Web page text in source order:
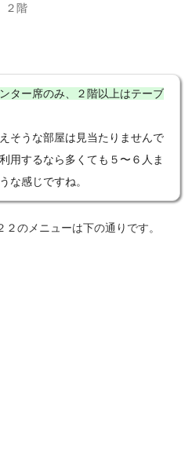
２階
ター席のみ、２階以上はテーブ
そうな部屋は見当たりませんで
用するなら多くても５〜６人ま
な感じですね。
のメニューは下の通りです。